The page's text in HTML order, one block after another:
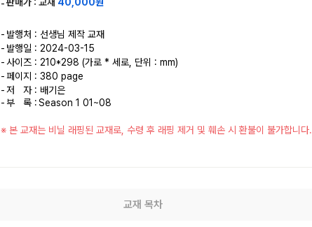
발행처 : 선생님 제작 교재
발행일 : 2024-03-15
사이즈 : 210*298 (가로 * 세로, 단위 : mm)
페이지 : 380 page
저 자 : 배기은
부 록 :Season 1 01~08
※ 본 교재는 비닐 래핑된 교재로, 수령 후 래핑 제거 및 훼손 시 환불이 불가합니다.
교재 목차